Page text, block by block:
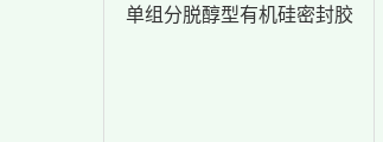
单组分脱醇型有机硅密封胶